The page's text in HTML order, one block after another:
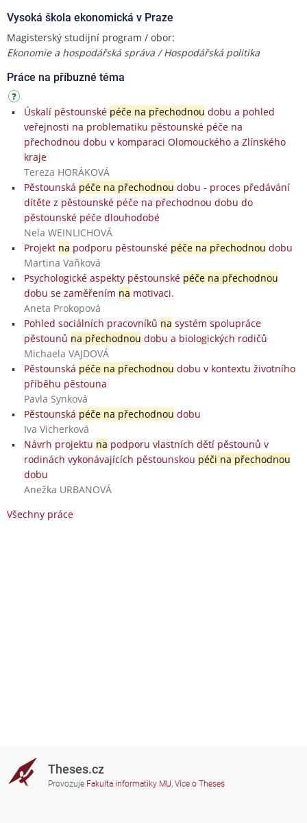
Vysoká škola ekonomická v Praze
Magisterský studijní program / obor:
Ekonomie a hospodářská správa / Hospodářská politika
Práce na příbuzné téma
Úskalí pěstounské péče na přechodnou dobu a pohled
veřejnosti na problematiku pěstounské péče na
přechodnou dobu v komparaci Olomouckého a Zlínského
kraje
Tereza HORÁKOVÁ
Pěstounská péče na přechodnou dobu - proces předávání
dítěte z pěstounské péče na přechodnou dobu do
pěstounské péče dlouhodobé
Nela WEINLICHOVÁ
Projekt na podporu pěstounské péče na přechodnou dobu
Martina Vaňková
Psychologické aspekty pěstounské péče na přechodnou
dobu se zaměřením na motivaci.
Aneta Prokopová
Pohled sociálních pracovníků na systém spolupráce
pěstounů na přechodnou dobu a biologických rodičů
Michaela VAJDOVÁ
Pěstounská péče na přechodnou dobu v kontextu životního
příběhu pěstouna
Pavla Synková
Pěstounská péče na přechodnou dobu
Iva Vicherková
Návrh projektu na podporu vlastních dětí pěstounů v
rodinách vykonávajících pěstounskou péči na přechodnou
dobu
Anežka URBANOVÁ
Všechny práce
Theses.cz
Provozuje Fakulta informatiky MU, Více o Theses